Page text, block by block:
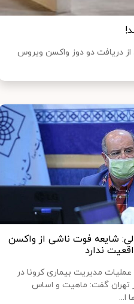
از دریافت دو دوز واکسن ویروس
شایعه فوت ناشی از واکسن
ندارد
عملیات مدیریت بیماری کرونا در
تهران گفت: ماهیت و اساس
ا...